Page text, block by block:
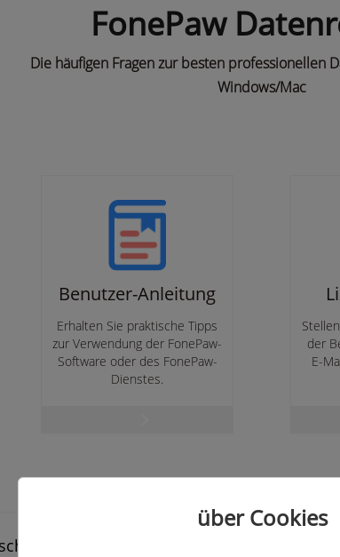
FonePaw
Die häufigen Fragen zur besten professionellen
Windows/Mac
Benutzer-Anleitung
Erhalten Sie praktische Tipps
zur Verwendung der FonePaw-
Software oder des FonePaw-
Dienstes.
der
E-
vor einem Jahr oder vor längerer Zeit
über Cookies